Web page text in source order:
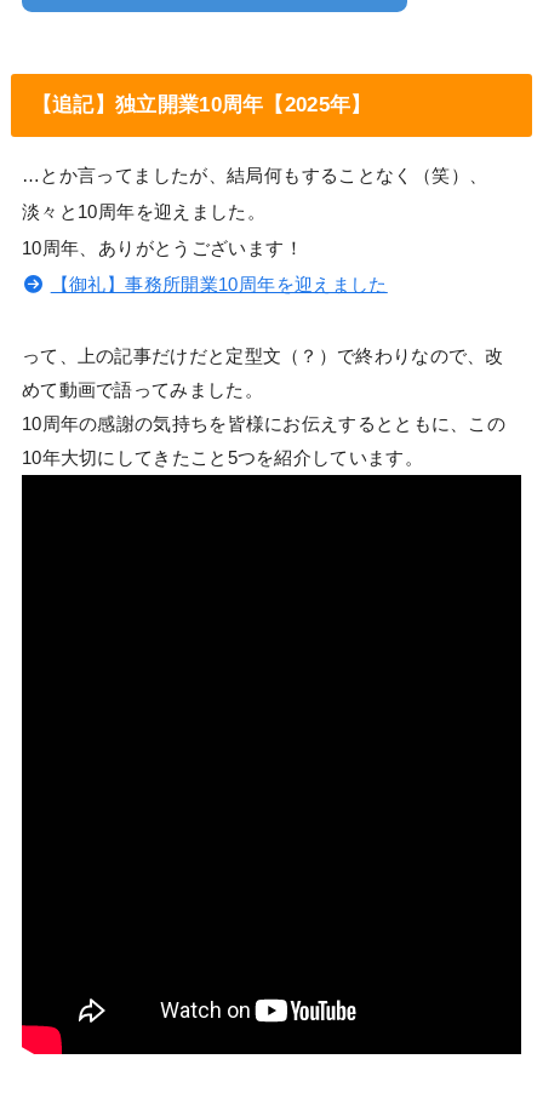
【追記】独立開業10周年【2025年】
…とか言ってましたが、結局何もすることなく（笑）、
淡々と10周年を迎えました。
10周年、ありがとうございます！
【御礼】事務所開業10周年を迎えました
って、上の記事だけだと定型文（？）で終わりなので、改
めて動画で語ってみました。
10周年の感謝の気持ちを皆様にお伝えするとともに、この
10年大切にしてきたこと5つを紹介しています。